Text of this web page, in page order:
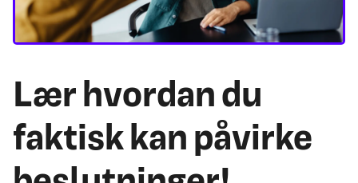
Lær hvordan du
faktisk kan påvirke